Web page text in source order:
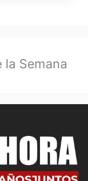
Semana